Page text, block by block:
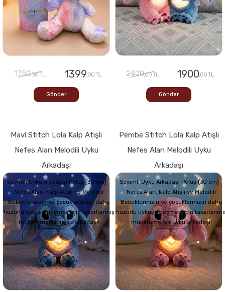
1750,00 TL 1399,00 TL
Gönder
2400,00 TL 1900,00 TL
Gönder
Mavi Stitch Lola Kalp Atışlı
Nefes Alan Melodili Uyku
Arkadaşı
Sevimli Uyku Arkadaşı Peluş (30 cm) –
Nefes Alan, Kalp Atışlı ve Melodili
Bebeklerinizin ve çocuklarınızın daha
huzurlu uykuya geçmesi için tasarlanmış
mükemmel bir uyku arkadaşı!
Pembe Stitch Lola Kalp Atışlı
Nefes Alan Melodili Uyku
Arkadaşı
Sevimli Uyku Arkadaşı Peluş (30 cm) –
Nefes Alan, Kalp Atışlı ve Melodili
Bebeklerinizin ve çocuklarınızın daha
huzurlu uykuya geçmesi için
mükemmel bir uyku arkadaşı!